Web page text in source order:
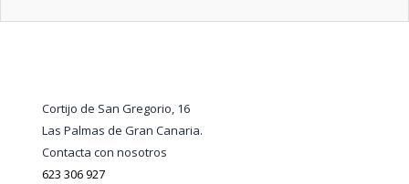
Cortijo de San Gregorio, 16
Las Palmas de Gran Canaria.
Contacta con nosotros
623 306 927